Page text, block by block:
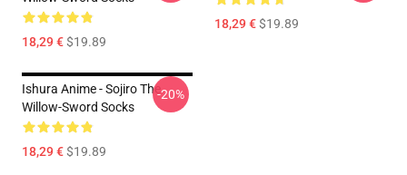
18,29 €$19.89
18,29 €$19.89
Ishura Anime - Sojiro The
Willow-Sword Socks
18,29 €$19.89
-20%